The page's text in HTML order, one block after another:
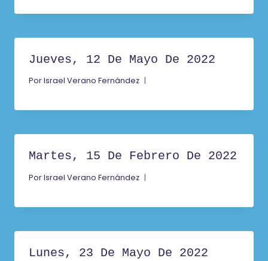
Jueves, 12 De Mayo De 2022
PorIsrael Verano Fernández
Martes, 15 De Febrero De 2022
PorIsrael Verano Fernández
Lunes, 23 De Mayo De 2022